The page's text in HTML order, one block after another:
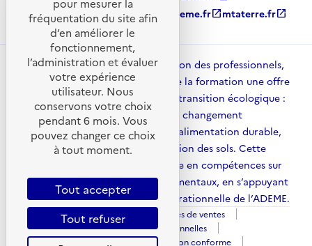
librairie.ademe.fropen_in_new recherche.ademe.fropen_in_newmtaterre.fropen_in_new
ADEME Académie met à disposition des professionnels,
des collectivités et des acteurs de la formation une offre
structurée pour accompagner la transition écologique :
énergies, mobilité, adaptation au changement
climatique, économie circulaire, alimentation durable,
qualité de l’air, urbanisme et gestion des sols. Cette
plateforme contribue à la montée en compétences sur
l’ensemble des enjeux environnementaux, en s’appuyant
sur l’expertise scientifique et opérationnelle de l’ADEME.
Mentions légales
Conditions générales de ventes
Politique des cookies
Données personnelles
Gestion des cookies
Accessibilité : Non conforme
pour mesurer la
fréquentation du site afin
d’en améliorer le
fonctionnement,
l’administration et évaluer
votre expérience
utilisateur. Nous
conservons votre choix
pendant 6 mois. Vous
pouvez changer ce choix
à tout moment.
Tout accepter
Tout refuser